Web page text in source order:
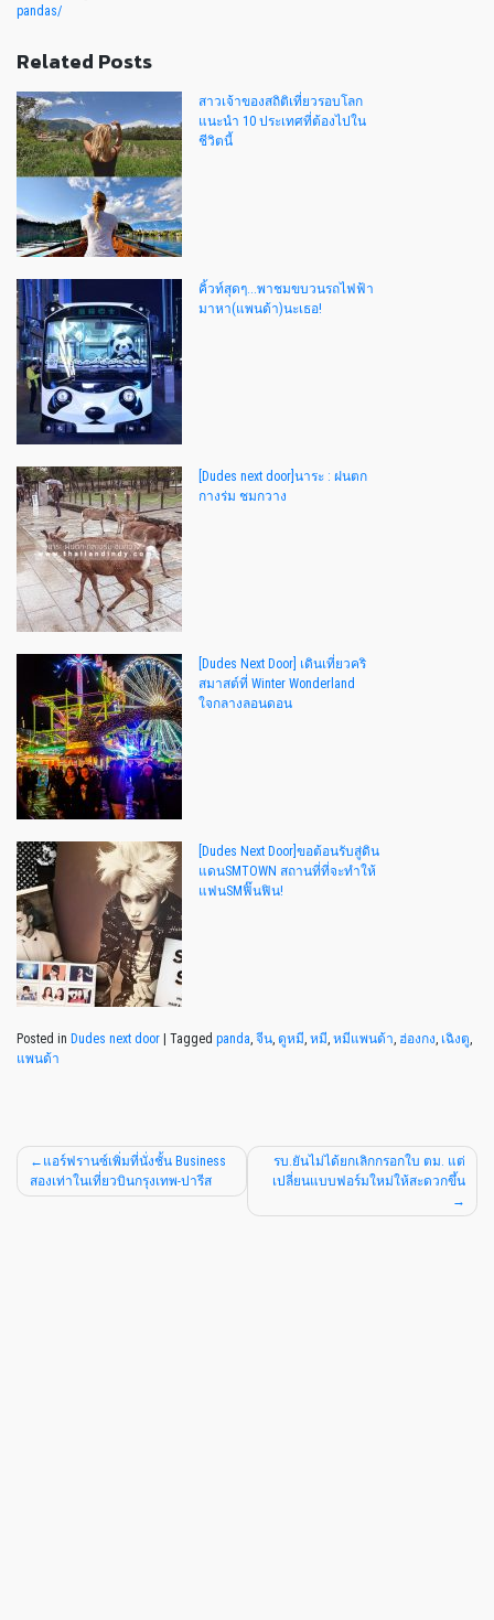
pandas/
Related Posts
สาวเจ้าของสถิติเที่ยวรอบโลก
แนะนำ 10 ประเทศที่ต้องไปใน
ชีวิตนี้
คิ้วท์สุดๆ...พาชมขบวนรถไฟฟ้า
มาหา(แพนด้า)นะเธอ!
[Dudes next door]นาระ : ฝนตก
กางร่ม ชมกวาง
[Dudes Next Door] เดินเที่ยวคริ
สมาสต์ที่ Winter Wonderland
ใจกลางลอนดอน
[Dudes Next Door]ขอต้อนรับสู่ดิน
แดนSMTOWN สถานที่ที่จะทำให้
แฟนSMฟิ๊นฟิน!
Posted in Dudes next door | Tagged panda, จีน, ดูหมี, หมี, หมีแพนด้า, ฮ่องกง, เฉิงตู,
แพนด้า
แอร์ฟรานซ์เพิ่มที่นั่งชั้น Business
สองเท่าในเที่ยวบินกรุงเทพ-ปารีส
รบ.ยันไม่ได้ยกเลิกกรอกใบ ตม. แต่
เปลี่ยนแบบฟอร์มใหม่ให้สะดวกขึ้น